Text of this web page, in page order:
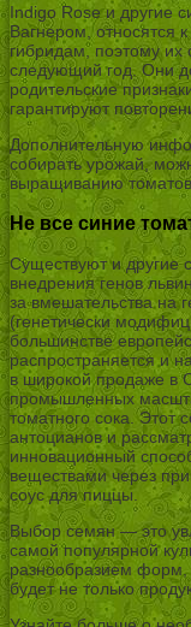
Indigo Rose и другие
Вагнером, относятся
гибридам, поэтому
следующий год. Они
родительские
гарантируют
Дополнительную
собирать урожай,
выращиванию
Не все синие
Существуют и другие
внедрения генов
за вмешательства на
(генетически
большинстве
распространяется и
в широкой продаже в
промышленных
томатного сока. Этот
антоцианов и
инновационный
веществами через
соус для пиццы.
Выбор семян — это
самой популярной
разнообразием форм,
будет не только